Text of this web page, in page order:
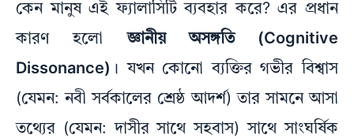
কেন মানুষ এই ফ্যালাসিটি ব্যবহার করে? এর প্রধান
কারণ হলোজ্ঞানীয় অসঙ্গতি (Cognitive
Dissonance) । যখন কোনো ব্যক্তির গভীর বিশ্বাস
(যেমন: নবী সর্বকালের শ্রেষ্ঠ আদর্শ) তার সামনে আসা
তথ্যের (যেমন: দাসীর সাথে সহবাস) সাথে সাংঘর্ষিক